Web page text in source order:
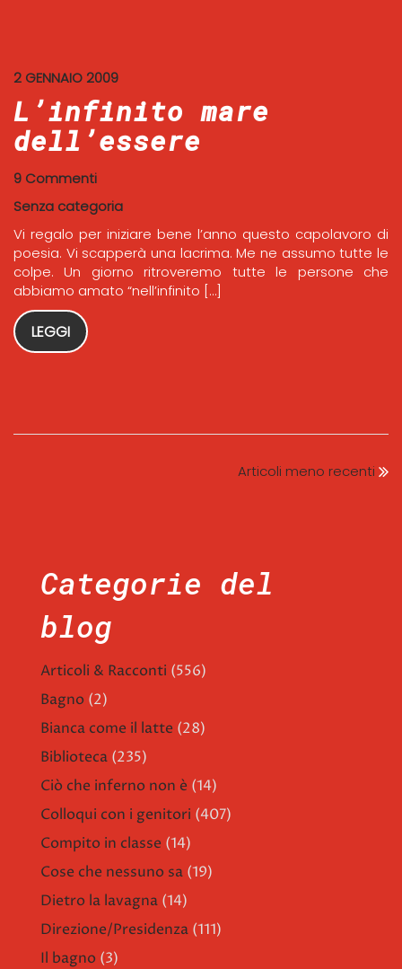
2 GENNAIO 2009
L’infinito mare
dell’essere
9 Commenti
Senza categoria
Vi regalo per iniziare bene l’anno questo capolavoro di
poesia. Vi scapperà una lacrima. Me ne assumo tutte le
colpe. Un giorno ritroveremo tutte le persone che
abbiamo amato “nell’infinito […]
LEGGI
Articoli meno recenti
Categorie del
blog
Articoli & Racconti (556)
Bagno (2)
Bianca come il latte (28)
Biblioteca (235)
Ciò che inferno non è (14)
Colloqui con i genitori (407)
Compito in classe (14)
Cose che nessuno sa (19)
Dietro la lavagna (14)
Direzione/Presidenza (111)
Il bagno (3)